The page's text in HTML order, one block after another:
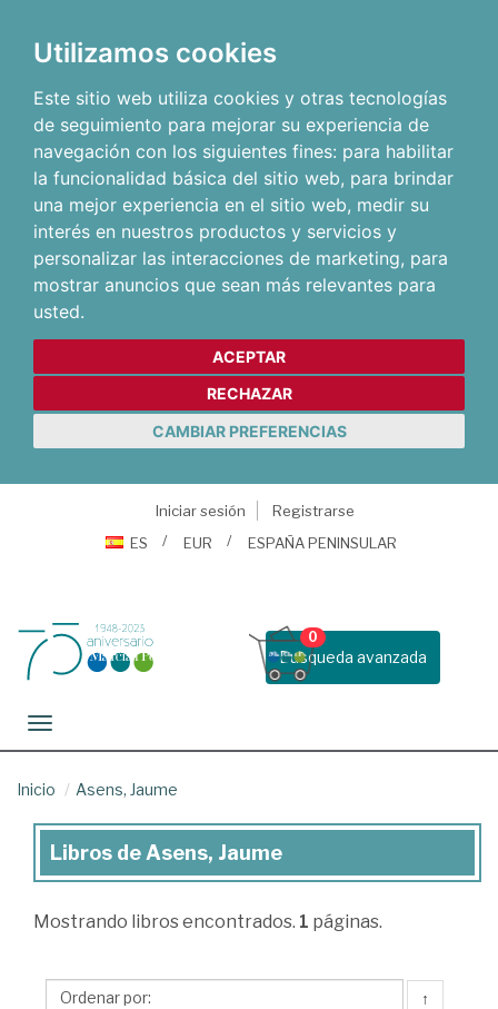
Utilizamos cookies
Este sitio web utiliza cookies y otras tecnologías
de seguimiento para mejorar su experiencia de
navegación con los siguientes fines: para habilitar
la funcionalidad básica del sitio web, para brindar
una mejor experiencia en el sitio web, medir su
interés en nuestros productos y servicios y
personalizar las interacciones de marketing, para
mostrar anuncios que sean más relevantes para
usted.
ACEPTAR
RECHAZAR
CAMBIAR PREFERENCIAS
Iniciar sesión
Registrarse
ES
EUR ESPAÑA PENINSULAR
Busqueda avanzada
0
Toggle navigation
Inicio Asens, Jaume
Libros
Asens,
Libros de Asens, Jaume
Mostrando libros encontrados. 1 páginas.
↑